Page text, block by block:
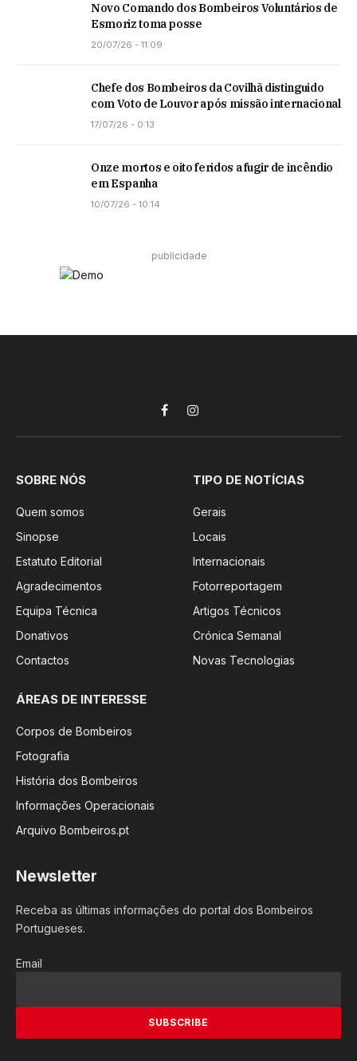
Novo Comando dos Bombeiros Voluntários de
Esmoriz toma posse
20/07/26 - 11:09
Chefe dos Bombeiros da Covilhã distinguido
com Voto de Louvor após missão internacional
17/07/26 - 0:13
Onze mortos e oito feridos a fugir de incêndio
em Espanha
10/07/26 - 10:14
publicidade
FacebookInstagram
SOBRE NÓS
Quem somos
Sinopse
Estatuto Editorial
Agradecimentos
Equipa Técnica
Donativos
Contactos
TIPO DE NOTÍCIAS
Gerais
Locais
Internacionais
Fotorreportagem
Artigos Técnicos
Crónica Semanal
Novas Tecnologias
ÁREAS DE INTERESSE
Corpos de Bombeiros
Fotografia
História dos Bombeiros
Informações Operacionais
Arquivo Bombeiros.pt
Newsletter
Receba as últimas informações do portal dos Bombeiros
Portugueses.
Email